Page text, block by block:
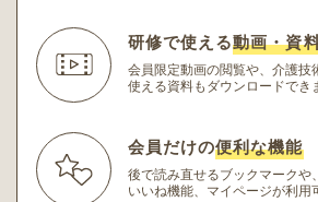
研修で使える動画・資
会員限定動画の閲覧や、介護技
使える資料もダウンロードでき
会員だけの便利な機能
後で読み直せるブックマークや
いいね機能、マイページが利用